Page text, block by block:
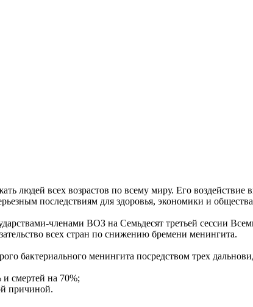
людей всех возрастов по всему миру. Его воздействие
последствиям для здоровья, экономики и
членами ВОЗ на Семьдесят третьей сессии
всех стран по снижению бремени менингита.
бактериального менингита посредством трех
и смертей на 70%;
причиной.